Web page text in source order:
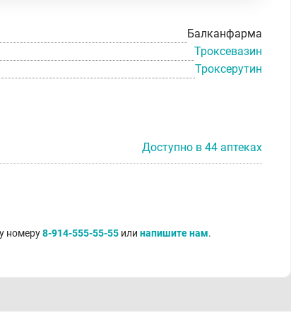
Балканфарма
Троксевазин
Троксерутин
Доступно в 44 аптеках
номеру8-914-555-55-55 или напишите нам.